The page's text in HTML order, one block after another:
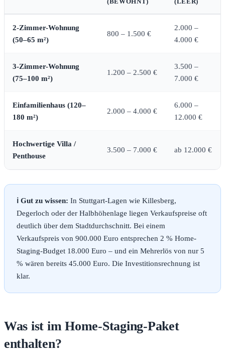
2-Zimmer-Wohnung
(50–65 m²)
800 – 1.500 €
2.000 –
4.000 €
3-Zimmer-Wohnung
(75–100 m²)
1.200 – 2.500 €
3.500 –
7.000 €
Einfamilienhaus (120–
180 m²)
2.000 – 4.000 €
6.000 –
12.000 €
Hochwertige Villa /
Penthouse
3.500 – 7.000 € ab 12.000 €
ℹ️ Gut zu wissen: In Stuttgart-Lagen wie Killesberg,
Degerloch oder der Halbhöhenlage liegen Verkaufspreise oft
deutlich über dem Stadtdurchschnitt. Bei einem
Verkaufspreis von 900.000 Euro entsprechen 2 % Home-
Staging-Budget 18.000 Euro – und ein Mehrerlös von nur 5
% wären bereits 45.000 Euro. Die Investitionsrechnung ist
klar.
Was ist im Home-Staging-Paket
enthalten?